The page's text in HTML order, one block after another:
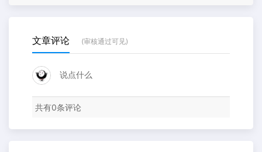
文章评论 (审核通过可见)
说点什么
共有0条评论